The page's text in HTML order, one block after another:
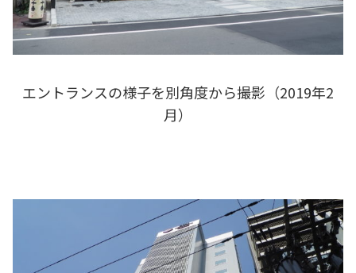
エントランスの様子を別角度から撮影（2019年2
月）